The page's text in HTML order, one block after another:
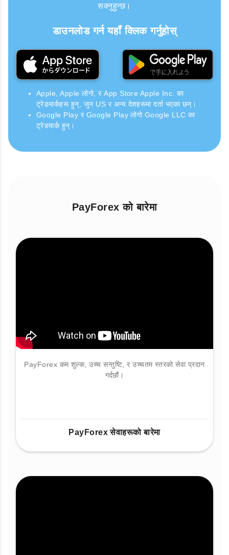
सक्नुहुन्छ।
डाउनलोड गर्न यहाँ क्लिक गर्नुहोस्
Apple, Apple लोगो, र App Store Apple Inc. का
ट्रेडमार्कहरू हुन्, जुन US र अन्य देशहरूमा दर्ता भएका छन्।
Google Play र Google Play लोगो Google LLC का
ट्रेडमार्क हुन्।
PayForex को बारेमा
PayForex कम शुल्क, उच्च सन्तुष्टि, र उच्चतम स्तरको सेवा प्रदान
गर्दछौं।
PayForex सेवाहरूको बारेमा